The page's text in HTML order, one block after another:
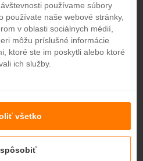
ú
od 966,50
Bandar (ex.Shangri-La Barr Al
od 1078,50€
Bay 5*
používame súbory
používate naše webové stránky,
v oblasti sociálnych médií,
môžu príslušné informácie
ktoré ste im poskytli alebo ktoré
ich služby.
všetko